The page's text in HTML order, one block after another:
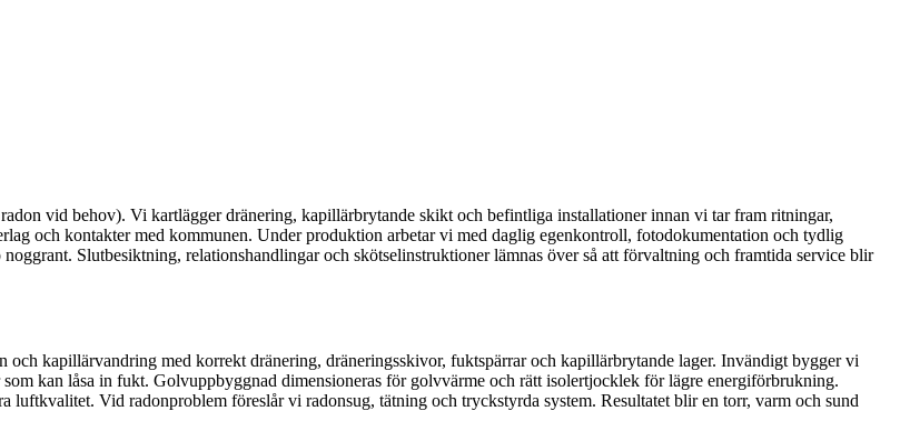
vid behov). Vi kartlägger dränering, kapillärbrytande skikt och befintliga installationer innan vi tar fram ritningar,
och kontakter med kommunen. Under produktion arbetar vi med daglig egenkontroll, fotodokumentation och tydlig
Slutbesiktning, relationshandlingar och skötselinstruktioner lämnas över så att förvaltning och framtida service blir
kapillärvandring med korrekt dränering, dräneringsskivor, fuktspärrar och kapillärbrytande lager. Invändigt bygger vi
kan låsa in fukt. Golvuppbyggnad dimensioneras för golvvärme och rätt isolertjocklek för lägre energiförbrukning.
Vid radonproblem föreslår vi radonsug, tätning och tryckstyrda system. Resultatet blir en torr, varm och sund